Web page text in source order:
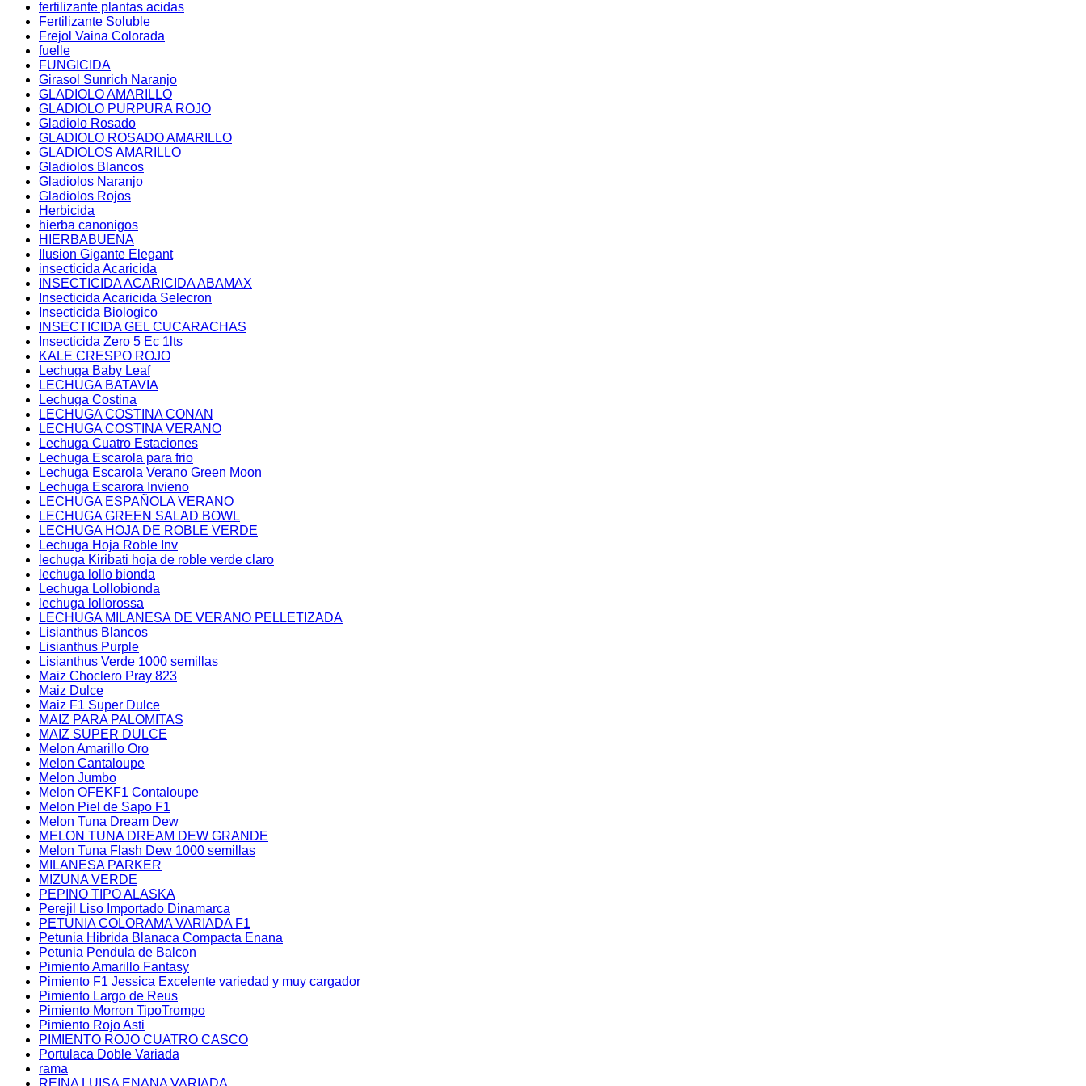
fertilizante plantas acidas
Fertilizante Soluble
Frejol Vaina Colorada
fuelle
FUNGICIDA
Girasol Sunrich Naranjo
GLADIOLO AMARILLO
GLADIOLO PURPURA ROJO
Gladiolo Rosado
GLADIOLO ROSADO AMARILLO
GLADIOLOS AMARILLO
Gladiolos Blancos
Gladiolos Naranjo
Gladiolos Rojos
Herbicida
hierba canonigos
HIERBABUENA
Ilusion Gigante Elegant
insecticida Acaricida
INSECTICIDA ACARICIDA ABAMAX
Insecticida Acaricida Selecron
Insecticida Biologico
INSECTICIDA GEL CUCARACHAS
Insecticida Zero 5 Ec 1lts
KALE CRESPO ROJO
Lechuga Baby Leaf
LECHUGA BATAVIA
Lechuga Costina
LECHUGA COSTINA CONAN
LECHUGA COSTINA VERANO
Lechuga Cuatro Estaciones
Lechuga Escarola para frio
Lechuga Escarola Verano Green Moon
Lechuga Escarora Invieno
LECHUGA ESPAÑOLA VERANO
LECHUGA GREEN SALAD BOWL
LECHUGA HOJA DE ROBLE VERDE
Lechuga Hoja Roble Inv
lechuga Kiribati hoja de roble verde claro
lechuga lollo bionda
Lechuga Lollobionda
lechuga lollorossa
LECHUGA MILANESA DE VERANO PELLETIZADA
Lisianthus Blancos
Lisianthus Purple
Lisianthus Verde 1000 semillas
Maiz Choclero Pray 823
Maiz Dulce
Maiz F1 Super Dulce
MAIZ PARA PALOMITAS
MAIZ SUPER DULCE
Melon Amarillo Oro
Melon Cantaloupe
Melon Jumbo
Melon OFEKF1 Contaloupe
Melon Piel de Sapo F1
Melon Tuna Dream Dew
MELON TUNA DREAM DEW GRANDE
Melon Tuna Flash Dew 1000 semillas
MILANESA PARKER
MIZUNA VERDE
PEPINO TIPO ALASKA
Perejil Liso Importado Dinamarca
PETUNIA COLORAMA VARIADA F1
Petunia Hibrida Blanaca Compacta Enana
Petunia Pendula de Balcon
Pimiento Amarillo Fantasy
Pimiento F1 Jessica Excelente variedad y muy cargador
Pimiento Largo de Reus
Pimiento Morron TipoTrompo
Pimiento Rojo Asti
PIMIENTO ROJO CUATRO CASCO
Portulaca Doble Variada
rama
REINA LUISA ENANA VARIADA